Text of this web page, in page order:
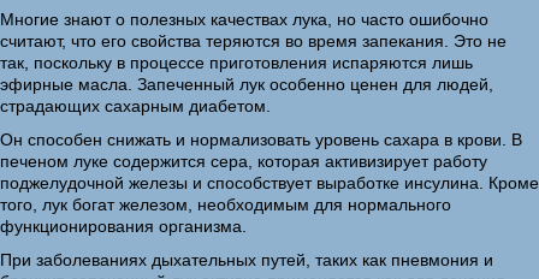
Многие знают о полезных качествах лука, но часто ошибочно
считают, что его свойства теряются во время запекания. Это не
так, поскольку в процессе приготовления испаряются лишь
эфирные масла. Запеченный лук особенно ценен для людей,
страдающих сахарным диабетом.
Он способен снижать и нормализовать уровень сахара в крови. В
печеном луке содержится сера, которая активизирует работу
поджелудочной железы и способствует выработке инсулина. Кроме
того, лук богат железом, необходимым для нормального
функционирования организма.
При заболеваниях дыхательных путей, таких как пневмония и